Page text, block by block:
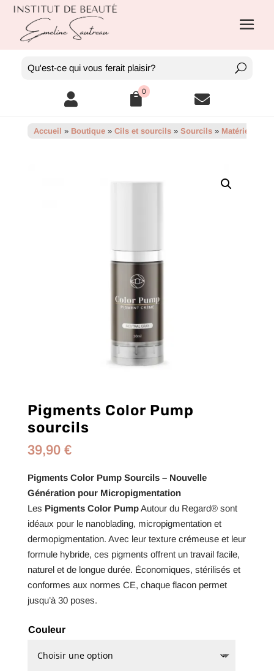
 0 
Accueil » Boutique» Cils et sourcils» Sourcils» Matériels
Pigments Color Pump
sourcils
39,90 €
Pigments Color Pump Sourcils – Nouvelle
Génération pour Micropigmentation
Les Pigments Color PumpAutour du Regard® sont
idéaux pour le nanoblading, micropigmentation et
dermopigmentation. Avec leur texture crémeuse et leur
formule hybride, ces pigments offrent un travail facile,
naturel et de longue durée. Économiques, stérilisés et
conformes aux normes CE, chaque flacon permet
jusqu’à 30 poses.
Couleur